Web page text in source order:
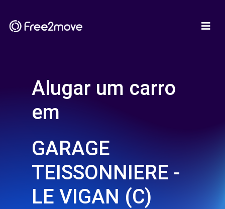
Alugar um carro
em
GARAGE
TEISSONNIERE -
LE VIGAN (C)